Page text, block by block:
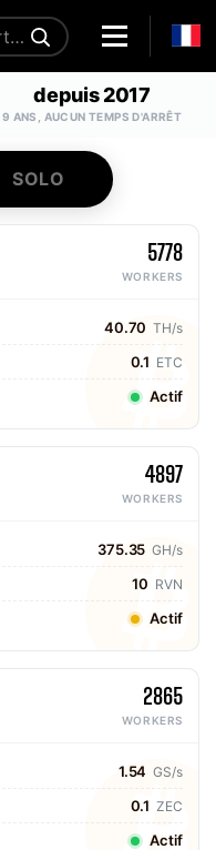
depuis 2017
9 ANS, AUCUN TEMPS D'ARRÊT
SOLO
5778
WORKERS
40.70 TH/s
0.1 ETC
Actif
4897
WORKERS
375.35 GH/s
10 RVN
Actif
2865
WORKERS
1.54 GS/s
0.1 ZEC
Actif